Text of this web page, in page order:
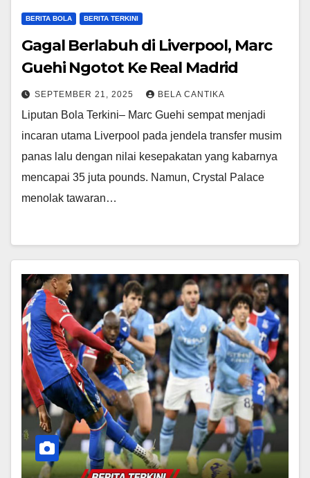
BERITA BOLA BERITA TERKINI
Gagal Berlabuh di Liverpool, Marc
Guehi Ngotot Ke Real Madrid
SEPTEMBER 21, 2025 BELA CANTIKA
Liputan Bola Terkini– Marc Guehi sempat menjadi
incaran utama Liverpool pada jendela transfer musim
panas lalu dengan nilai kesepakatan yang kabarnya
mencapai 35 juta pounds. Namun, Crystal Palace
menolak tawaran…